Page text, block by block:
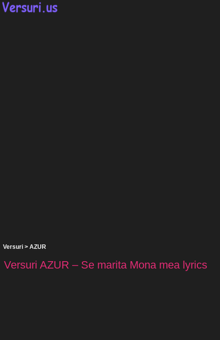
Versuri > AZUR
Versuri AZUR – Se marita Mona mea lyrics